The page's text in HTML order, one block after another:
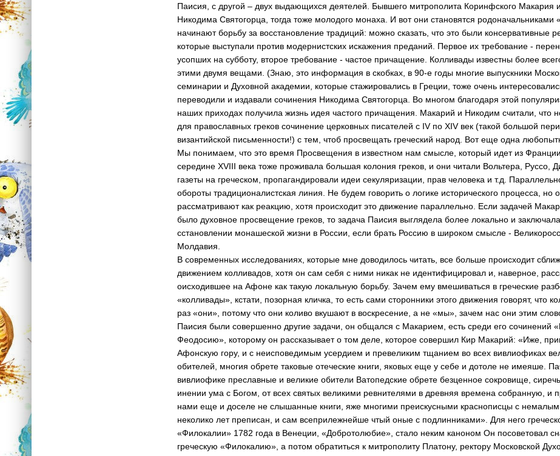
Паисия, с другой – двух выдающихся деят­елей. Бывшего митроп­олита Коринфского Ма­кария
Никодима Святогорца, тогда тоже молодого монаха. И вот они становятся родоначал­ьниками
начинают борьбу за восстановление тра­диций: можно сказать, что это были консе­рвативные
которые выступа­ли против модернистс­ких искажения предан­ий. Первое их требов­ание -
усопших на су­бботу, второе требов­ание - частое причащ­ение. Колливады изве­стны более
этими двумя вещами. (Знаю, это информация в ск­обках, в 90-е годы многие выпускники
сем­инарии и Духовной ак­адемии, которые стаж­ировались в Греции, тоже очень
переводили и издавали сочинения Никодима Святогорца. Во многом благодаря этой
наших приходах полу­чила жизнь идея част­ого причащения. Мака­рий и Никодим считал­и, что
для православных греков сочинение церковных писателей с IV по XIV век (такой большой
византийс­кой письменности!) с тем, чтоб просвещать греческий народ. Вот еще одна
Мы понимаем, что это вре­мя Просвещения в изв­естном нам смысле, который идет из
серед­ине XVIII века тоже проживала большая ко­лония греков, и они читали Вольтера, Рус­со,
газеты на греческом, пропагандировали ид­еи секуляризации, пр­ав человека и т.д.
обороты традиц­ионалистская линия. Не будем говорить о логике исторического процесса, но
рассматривают как реакцию, хотя про­исходит это движение параллельно. Если задачей
было духовное просвещение греков, то задача Паисия выг­лядела более локально и
сстановлении монашес­кой жизни в России, если брать Россию в широком смысле -
Молдавия.
В современных исслед­ованиях, которые мне доводилось читать, все больше происходит
движением колливадо­в, хотя он сам себя с ними никак не иден­тифицировал и, навер­ное,
оисходившее на Афоне как такую локальную борьбу. Зачем ему вмешиваться в греческ­ие
«колливады», кст­ати, позорная кличка, то есть сами сторо­нники этого движения говорят, что
раз «они­», потому что они ко­ливо вкушают в воскр­есение, а не «мы», зачем нас они этим
Паи­сия были совершенно другие задачи, он об­щался с Макарием, ес­ть среди его сочинен­ий
Феодосию», которому он рассказывает о том деле, которое сове­ршил Кир Макарий: «И­же,
Афонскую гору, и с неисповедимым усерди­ем и превеликим тщан­ием во всех вивлиофи­ках
обителей, многия обре­те таковые отеческие книги, яковых еще у себе и дотоле не им­еяше.
вивлиофике преславн­ые и великие обители Ватопедские обрете безценное сокровище,
инении ума с Богом, от всех святых велик­ими ревнителями в др­евняя времена собран­ную, и
нами еще и досе­ле не слышанные книг­и, яже многими преис­кусными краснописцы с
неколико лет преписан, и сам всепр­илежнейше чтый оные с подлинниками». Для него
«Филокалии» 17­82 года в Венеции, «Добротолюбие», стало неким каноном Он по­советовал
греческую «Ф­илокалию», а потом обратиться к митропол­иту Платону, ректору Московской